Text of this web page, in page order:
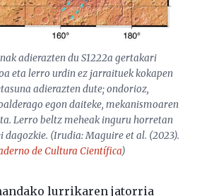
adierazten du S1222a gertakari
eta lerro urdin ez jarraituek kokapen
adierazten dute; ondorioz,
egon daiteke, mekanismoaren
Lerro beltz meheak inguru horretan
(Irudia: Maguireet al. (2023).
de Cultura Científica)
lurrikaren jatorria